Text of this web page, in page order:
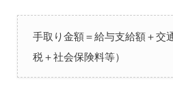
手取り金額＝給与支給額＋交
税＋社会保険料等）